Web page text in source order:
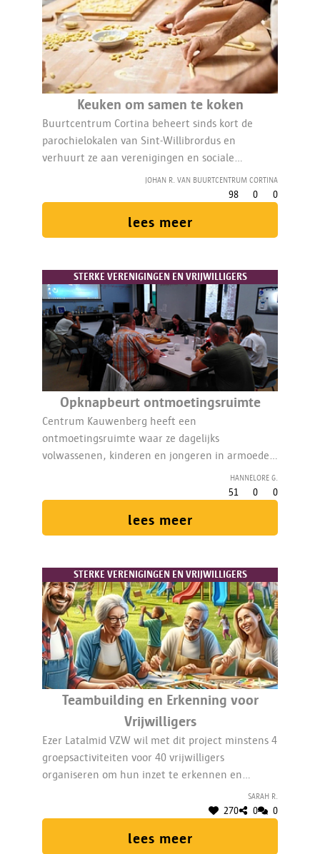
Keuken om samen te koken
Buurtcentrum Cortina beheert sinds kort de
parochielokalen van Sint-Willibrordus en
verhuurt ze aan verenigingen en sociale
organisaties. De kleine lokaken hebben geen
keuken. Door een nieuwe keuken te bouwen,
kan er samen gekookt worden.
Johan R. van Buurtcentrum Cortina
98 0 0
lees meer
STERKE VERENIGINGEN EN VRIJWILLIGERS
Opknapbeurt ontmoetingsruimte
Centrum Kauwenberg heeft een
ontmoetingsruimte waar ze dagelijks
volwassenen, kinderen en jongeren in armoede
ontvangen. Hier kunnen ze samenkomen om te
babbelen, koken, knutselen of vergaderen. Deze
ruimte heeft nood aan een opknapbeurt en
Hannelore G.
51 0 0
lees meer
STERKE VERENIGINGEN EN VRIJWILLIGERS
Teambuilding en Erkenning voor
Vrijwilligers
Ezer Latalmid VZW wil met dit project minstens 4
groepsactiviteiten voor 40 vrijwilligers
organiseren om hun inzet te erkennen en
Sarah R.
270 0 0
lees meer